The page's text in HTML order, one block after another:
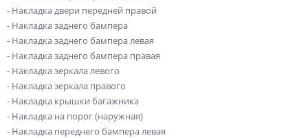
- Накладка двери передней правой
- Накладка заднего бампера
- Накладка заднего бампера левая
- Накладка заднего бампера правая
- Накладка зеркала левого
- Накладка зеркала правого
- Накладка крышки багажника
- Накладка на порог (наружная)
- Накладка переднего бампера левая